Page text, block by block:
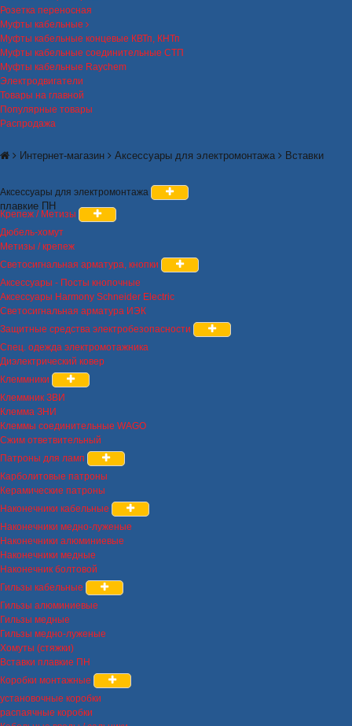
Розетка переносная
Муфты кабельные
Муфты кабельные концевые КВТп, КНТп
Муфты кабельные соединительные СТП
Муфты кабельные Raychem
Электродвигатели
Товары на главной
Популярные товары
Распродажа
Интернет-магазин Аксессуары для электромонтажа Вставки
плавкие ПН
Аксессуары для электромонтажа
Крепеж / Метизы
Дюбель-хомут
Метизы / крепеж
Светосигнальная арматура, кнопки
Аксессуары - Посты кнопочные
Аксессуары Harmony Schneider Electric
Светосигнальная арматура ИЭК
Защитные средства электробезопасности
Спец. одежда электромотажника
Диэлектрический ковер
Клеммники
Клеммник ЗВИ
Клемма ЗНИ
Клеммы соединительные WAGO
Сжим ответвительный
Патроны для ламп
Карболитовые патроны
Керамические патроны
Наконечники кабельные
Наконечники медно-луженые
Наконечники алюминиевые
Наконечники медные
Наконечник болтовой
Гильзы кабельные
Гильзы алюминиевые
Гильзы медные
Гильзы медно-луженые
Хомуты (стяжки)
Вставки плавкие ПН
Коробки монтажные
установочные коробки
распаячные коробки